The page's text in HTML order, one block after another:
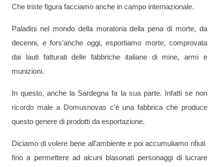
Che triste figura facciamo anche in campo internazionale.
Paladini nel mondo della moratoria della pena di morte, da
decenni, e fors’anche oggi, esportiamo morte, comprovata
dai lauti fatturati delle fabbriche italiane di mine, armi e
munizioni.
In questo, anche la Sardegna fa la sua parte. Infatti se non
ricordo male a Domusnovas c’è una fabbrica che produce
questo genere di prodotti da esportazione.
Diciamo di volere bene all’ambiente e poi accumuliamo rifiuti
fino a permettere ad alcuni blasonati personaggi di lucrare